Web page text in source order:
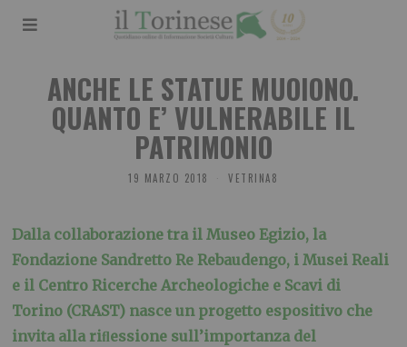
ANCHE LE STATUE MUOIONO.
QUANTO E’ VULNERABILE IL
PATRIMONIO
19 MARZO 2018 VETRINA8
Dalla collaborazione tra il Museo Egizio, la
Fondazione Sandretto Re Rebaudengo, i Musei Reali
e il Centro Ricerche Archeologiche e Scavi di
Torino (CRAST) nasce un progetto espositivo che
invita alla riﬂessione sull’importanza del